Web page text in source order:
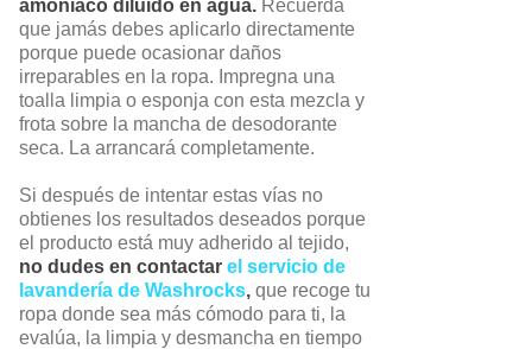
amoníaco diluido en agua. Recuerda
que jamás debes aplicarlo directamente
porque puede ocasionar daños
irreparables en la ropa. Impregna una
toalla limpia o esponja con esta mezcla y
frota sobre la mancha de desodorante
seca. La arrancará completamente.
Si después de intentar estas vías no
obtienes los resultados deseados porque
el producto está muy adherido al tejido,
no dudes en contactar el servicio de
lavandería de Washrocks, que recoge tu
ropa donde sea más cómodo para ti, la
evalúa, la limpia y desmancha en tiempo